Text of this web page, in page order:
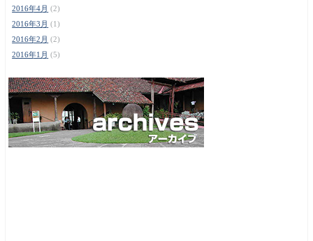
2016年4月 (2)
2016年3月 (1)
2016年2月 (2)
2016年1月 (5)